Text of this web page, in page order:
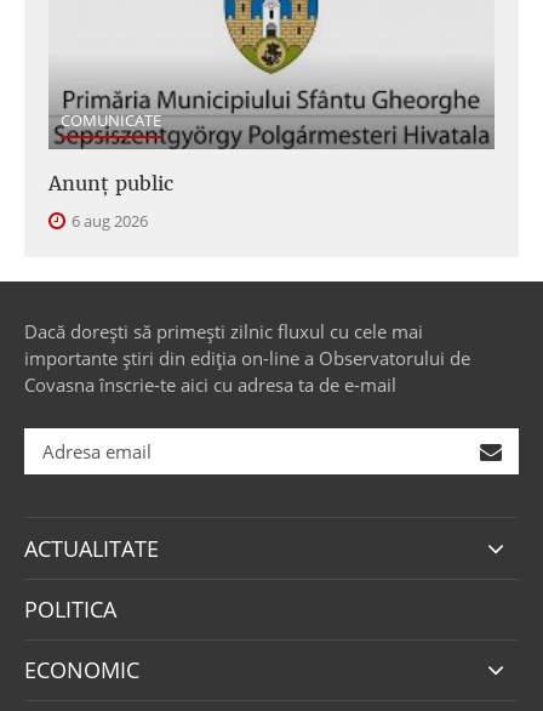
COMUNICATE
Anunţ public
6 aug 2026
Dacă dorești să primești zilnic fluxul cu cele mai
importante știri din ediția on-line a Observatorului de
Covasna înscrie-te aici cu adresa ta de e-mail
ACTUALITATE
POLITICA
ECONOMIC